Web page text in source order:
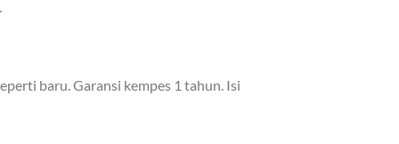
baru. Garansi kempes 1 tahun. Isi